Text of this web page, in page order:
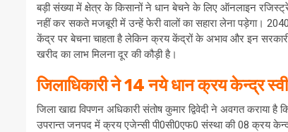
बड़ी संख्या में क्षेत्र के किसानों ने धान बेचने के लिए ऑनलाइन
नहीं कर सकते मजबूरी में उन्हें फेरी वालों का सहारा लेना पड़ेगा।
केंद्र पर बेचना चाहता है लेकिन क्रय केंद्रों के अभाव और इन सरकारी
खरीद का लाभ मिलना दूर की कौड़ी है।
जिलाधिकारी ने 14 नये धान क्रय केन्द्र
जिला खाद्य विपणन अधिकारी संतोष कुमार द्विवेदी ने अवगत
उपरान्त जनपद में क्रय एजेन्सी पी0सी0एफ0 संस्था की 08 क्रय